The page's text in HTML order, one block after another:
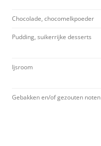
Chocolade, chocomelkpoeder
Pudding, suikerrijke desserts
Ijsroom
Gebakken en/of gezouten noten